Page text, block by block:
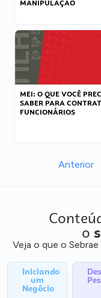
MANIPULAÇÃO
MEI: O QUE VOCÊ
SABER PARA
FUNCIONÁRIOS
Anterior
o
Veja o que o
Iniciando
um
Negócio